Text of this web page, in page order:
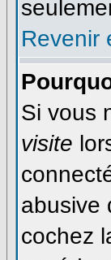
Revenir
Si vous
visite
abusive
cochez